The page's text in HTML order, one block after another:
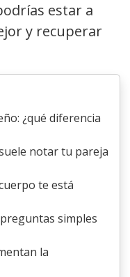
estar a
y recuperar
¿qué diferencia
notar tu pareja
te está
simples
la